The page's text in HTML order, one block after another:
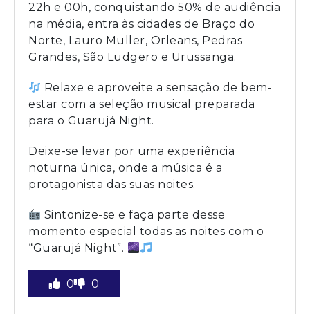
22h e 00h, conquistando 50% de audiência
na média, entra às cidades de Braço do
Norte, Lauro Muller, Orleans, Pedras
Grandes, São Ludgero e Urussanga.
Relaxe e aproveite a sensação de bem-
estar com a seleção musical preparada
para o Guarujá Night.
Deixe-se levar por uma experiência
noturna única, onde a música é a
protagonista das suas noites.
Sintonize-se e faça parte desse
momento especial todas as noites com o
“Guarujá Night”.
0 0